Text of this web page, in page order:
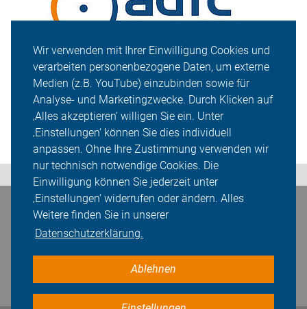
Wir verwenden mit Ihrer Einwilligung Cookies und
verarbeiten personenbezogene Daten, um externe
Medien (z.B. YouTube) einzubinden sowie für
Analyse- und Marketingzwecke. Durch Klicken auf
‚Alles akzeptieren‘ willigen Sie ein. Unter
‚Einstellungen‘ können Sie dies individuell
anpassen. Ohne Ihre Zustimmung verwenden wir
nur technisch notwendige Cookies. Die
Einwilligung können Sie jederzeit unter
‚Einstellungen‘ widerrufen oder ändern. Alles
Weitere finden Sie in unserer
Datenschutzerklärung.
Ablehnen
Bleiben Sie in Kontakt